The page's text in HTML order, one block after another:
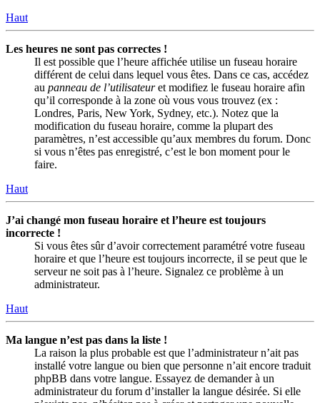
Haut
Les heures ne sont pas correctes !
Il est possible que l’heure affichée utilise un fuseau horaire
différent de celui dans lequel vous êtes. Dans ce cas, accédez
au panneau de l’utilisateuret modifiez le fuseau horaire afin
qu’il corresponde à la zone où vous vous trouvez (ex :
Londres, Paris, New York, Sydney, etc.). Notez que la
modification du fuseau horaire, comme la plupart des
paramètres, n’est accessible qu’aux membres du forum. Donc
si vous n’êtes pas enregistré, c’est le bon moment pour le
faire.
Haut
J’ai changé mon fuseau horaire et l’heure est toujours
incorrecte !
Si vous êtes sûr d’avoir correctement paramétré votre fuseau
horaire et que l’heure est toujours incorrecte, il se peut que le
serveur ne soit pas à l’heure. Signalez ce problème à un
administrateur.
Haut
Ma langue n’est pas dans la liste !
La raison la plus probable est que l’administrateur n’ait pas
installé votre langue ou bien que personne n’ait encore traduit
phpBB dans votre langue. Essayez de demander à un
administrateur du forum d’installer la langue désirée. Si elle